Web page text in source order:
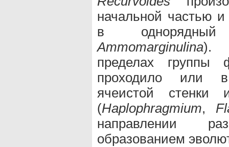
начальной частью
в
Ammomarginulina).
пределах группы
проходило или в
ячеистой
(Haplophragmium,
направлении
образованием